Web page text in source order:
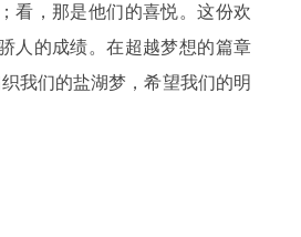
看，那是他们的喜悦。这份欢
人的成绩。在超越梦想的篇章
我们的盐湖梦，希望我们的明